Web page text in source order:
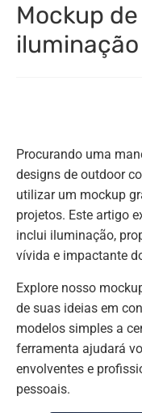
Mockup
Procurando uma
designs de outdoor
utilizar um mockup
projetos. Este artigo
inclui iluminação,
vívida e impactante
Explore nosso
de suas ideias em
modelos simples a
ferramenta ajudará
envolventes e
pessoais.